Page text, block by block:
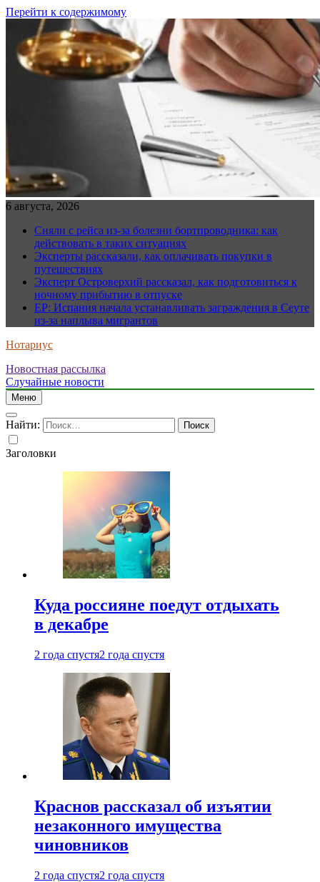
Перейти к содержимому
6 августа, 2026
Сняли с рейса из-за болезни бортпроводника: как
действовать в таких ситуациях
Эксперты рассказали, как оплачивать покупки в
путешествиях
Эксперт Островерхий рассказал, как подготовиться к
ночному прибытию в отпуске
EP: Испания начала устанавливать заграждения в Сеуте
из-за наплыва мигрантов
Нотариус
Новостная рассылка
Случайные новости
Меню
Найти:
Заголовки
Куда россияне поедут отдыхать
в декабре
2 года спустя2 года спустя
Краснов рассказал об изъятии
незаконного имущества
чиновников
2 года спустя2 года спустя